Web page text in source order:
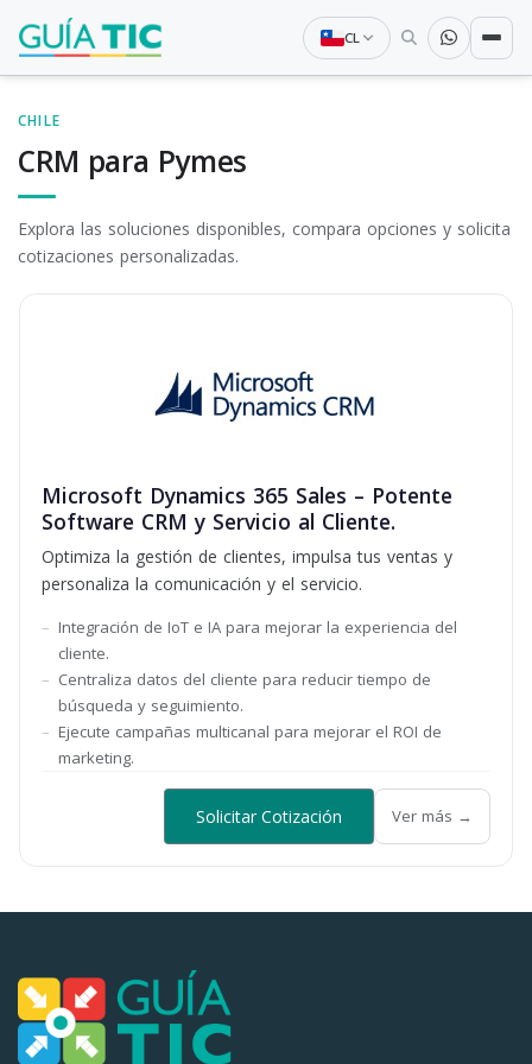
CL
CHILE
CRM para Pymes
Explora las soluciones disponibles, compara opciones y solicita
cotizaciones personalizadas.
Microsoft Dynamics 365 Sales – Potente
Software CRM y Servicio al Cliente.
Optimiza la gestión de clientes, impulsa tus ventas y
personaliza la comunicación y el servicio.
Integración de IoT e IA para mejorar la experiencia del
cliente.
Centraliza datos del cliente para reducir tiempo de
búsqueda y seguimiento.
Ejecute campañas multicanal para mejorar el ROI de
marketing.
Solicitar Cotización Ver más →